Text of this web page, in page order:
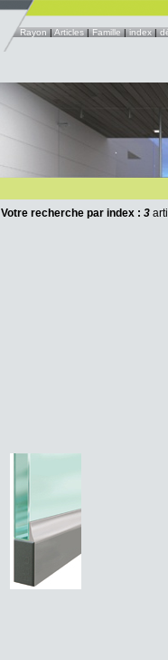
Rayon|Articles|Famille|index|
Votre recherche par index : 3